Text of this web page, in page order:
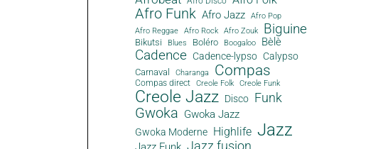
Afro Funk Afro Jazz
Afro Pop
Afro Reggae
Afro Rock Afro Zouk Biguine
Bikutsi Blues Boléro Boogaloo Bèlè
Cadence Cadence-lypso Calypso
Carnaval Charanga Compas
Compas direct Creole Folk Creole Funk
Creole Jazz Disco Funk
Gwoka Gwoka Jazz
Gwoka Moderne Highlife Jazz
Jazz fusion